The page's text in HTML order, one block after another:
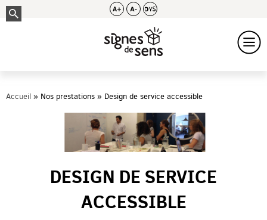
Accueil Nos prestations Design de service accessible
DESIGN DE SERVICE
ACCESSIBLE